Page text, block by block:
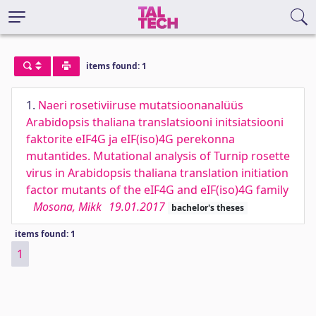
items found: 1
1. Naeri rosetiviiruse mutatsioonanalüüs
Arabidopsis thaliana translatsiooni initsiatsiooni
faktorite eIF4G ja eIF(iso)4G perekonna
mutantides. Mutational analysis of Turnip rosette
virus in Arabidopsis thaliana translation initiation
factor mutants of the eIF4G and eIF(iso)4G family
Mosona, Mikk 19.01.2017 bachelor's theses
items found: 1
1